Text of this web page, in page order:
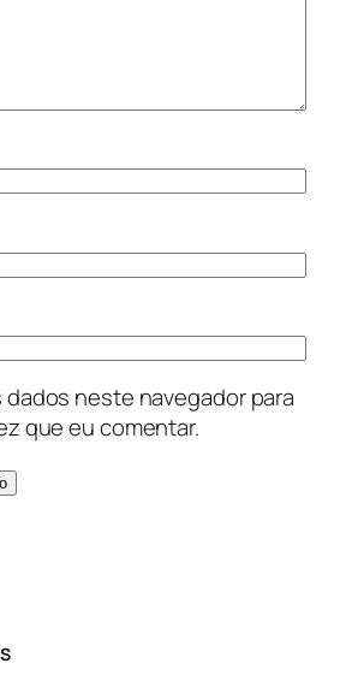
dados neste navegador para
que eu comentar.